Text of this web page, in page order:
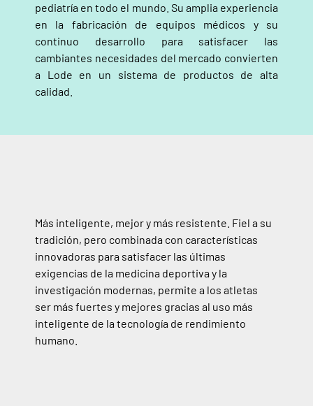
pediatría en todo el mundo. Su amplia experiencia
en la fabricación de equipos médicos y su
continuo desarrollo para satisfacer las
cambiantes necesidades del mercado convierten
a Lode en un sistema de productos de alta
calidad.
Más inteligente, mejor y más resistente. Fiel a su
tradición, pero combinada con características
innovadoras para satisfacer las últimas
exigencias de la medicina deportiva y la
investigación modernas, permite a los atletas
ser más fuertes y mejores gracias al uso más
inteligente de la tecnología de rendimiento
humano.